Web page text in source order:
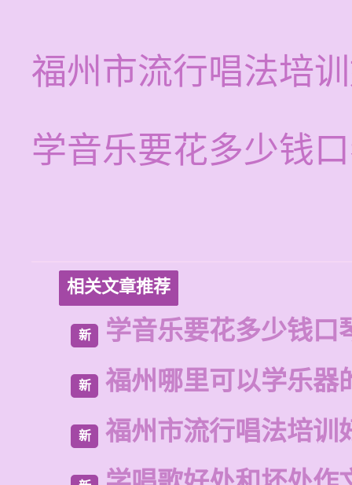
福州市流行唱法培
学音乐要花多少钱
相关文章推荐
新 学音乐要花多少钱口
新 福州哪里可以学乐器
新 福州市流行唱法培训